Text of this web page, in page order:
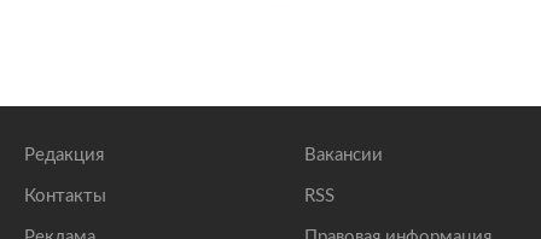
Редакция
Контакты
Вакансии
RSS